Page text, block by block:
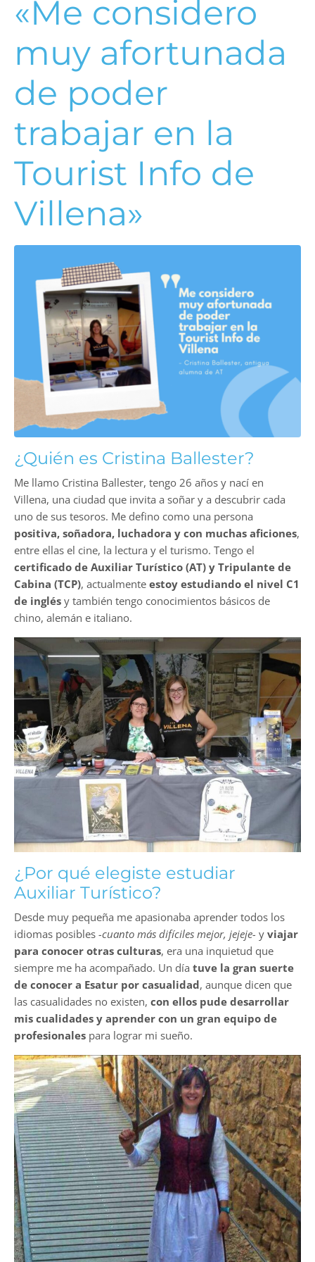
«Me considero
muy afortunada
de poder
trabajar en la
Tourist Info de
Villena»
¿Quién es Cristina Ballester?
Me llamo Cristina Ballester, tengo 26 años y nací en
Villena, una ciudad que invita a soñar y a descubrir cada
uno de sus tesoros. Me defino como una persona
positiva, soñadora, luchadora y con muchas aficiones,
entre ellas el cine, la lectura y el turismo. Tengo el
certificado de Auxiliar Turístico (AT) y Tripulante de
Cabina (TCP), actualmente estoy estudiando el nivel C1
de inglés y también tengo conocimientos básicos de
chino, alemán e italiano.
¿Por qué elegiste estudiar
Auxiliar Turístico?
Desde muy pequeña me apasionaba aprender todos los
idiomas posibles -cuanto más difíciles mejor, jejeje- y viajar
para conocer otras culturas, era una inquietud que
siempre me ha acompañado. Un día tuve la gran suerte
de conocer a Esatur por casualidad, aunque dicen que
las casualidades no existen, con ellos pude desarrollar
mis cualidades y aprender con un gran equipo de
profesionales para lograr mi sueño.